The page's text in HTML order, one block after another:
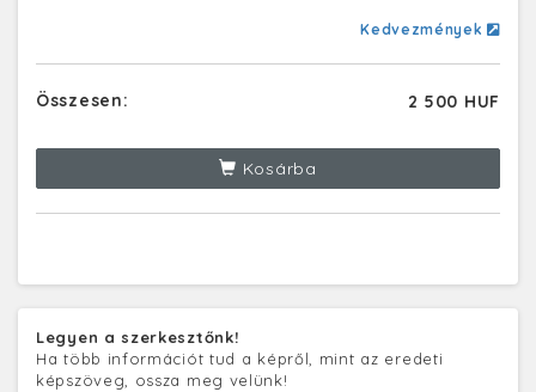
Kedvezmények
Összesen: 2 500 HUF
Kosárba
Legyen a szerkesztőnk!
Ha több információt tud a képről, mint az eredeti
képszöveg, ossza meg velünk!